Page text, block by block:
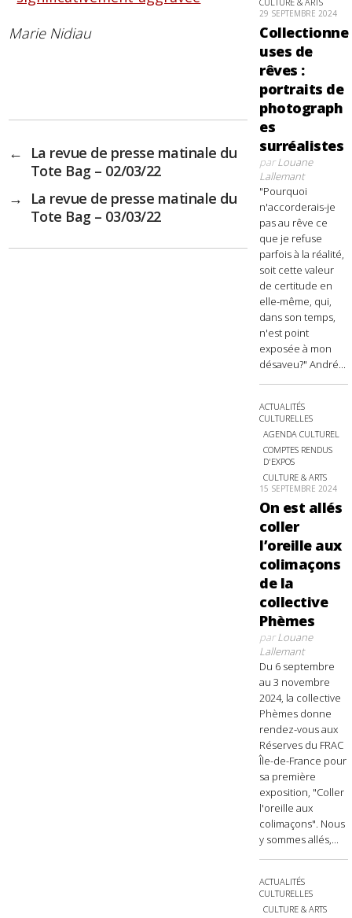
Marie Nidiau
←
La revue de presse matinale du
Tote Bag – 02/03/22
→
La revue de presse matinale du
Tote Bag – 03/03/22
29 SEPTEMBRE 2024
Collectionne
uses de
rêves :
portraits de
photograph
es
surréalistes
parLouane
Lallemant
"Pourquoi
n'accorderais-je
pas au rêve ce
que je refuse
parfois à la réalité,
soit cette valeur
de certitude en
elle-même, qui,
dans son temps,
n'est point
exposée à mon
désaveu?" André...
ACTUALITÉS
CULTURELLES
AGENDA CULTUREL
COMPTES RENDUS
D'EXPOS
CULTURE & ARTS
15 SEPTEMBRE 2024
On est allés
coller
l’oreille aux
colimaçons
de la
collective
Phèmes
parLouane
Lallemant
Du 6 septembre
au 3 novembre
2024, la collective
Phèmes donne
rendez-vous aux
Réserves du FRAC
Île-de-France pour
sa première
exposition, "Coller
l'oreille aux
colimaçons". Nous
y sommes allés,...
ACTUALITÉS
CULTURELLES
CULTURE & ARTS